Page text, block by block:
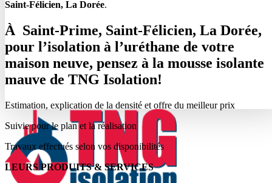
Saint-Félicien, La Dorée.
À Saint-Prime, Saint-Félicien, La Dorée,
pour l’isolation à l’uréthane de votre
maison neuve, pensez à la mousse isolante
mauve de TNG Isolation!
Estimation, explication de la densité et offre du meilleur prix
Suivie pour le plan et la réalisation
Travaux effectués selon vos disponibilités
LEURS PRODUITS & SERVICES